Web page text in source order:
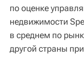
по оценке
недвижимости
в среднем по
другой страны